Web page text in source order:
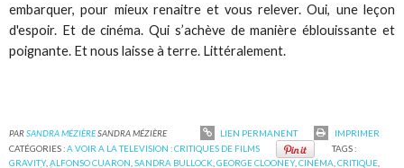
embarquer, pour mieux renaitre et vous relever. Oui, une leçon
d'espoir. Et de cinéma. Qui s’achève de manière éblouissante et
poignante. Et nous laisse à terre. Littéralement.
PARSANDRA MÉZIÈRESANDRA MÉZIÈRE LIEN PERMANENT
IMPRIMER
CATÉGORIES :A VOIR A LA TELEVISION : CRITIQUES DE FILMS
TAGS :
GRAVITY,ALFONSO CUARON ,SANDRA BULLOCK ,GEORGE CLOONEY,CINÉMA ,CRITIQUE